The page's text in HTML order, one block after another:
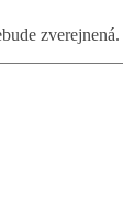
zverejnená.